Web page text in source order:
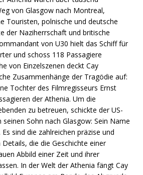
von Glasgow nach Montreal,
Touristen, polnische und deutsche
der Naziherrschaft und britische
von U30 hielt das Schiff für
und schoss 118 Passagiere
von Einzelszenen deckt Cay
Zusammenhänge der Tragödie auf:
Tochter des Filmregisseurs Ernst
der Athenia. Um die
zu betreuen, schickte der US-
Sohn nach Glasgow: Sein Name
Es sind die zahlreichen präzise und
die die Geschichte einer
Abbild einer Zeit und ihrer
In der Welt der Athenia fängt Cay